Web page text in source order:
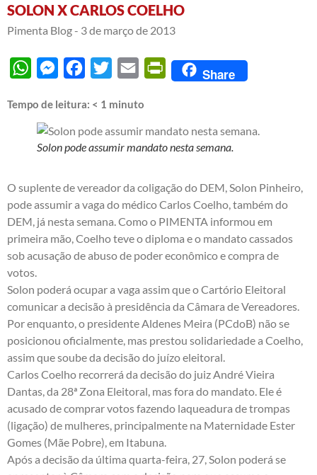
SOLON X CARLOS COELHO
Pimenta Blog - 3 de março de 2013
WhatsAppMessengerFacebook
Twitter Email PrintFriendly
Share
Tempo de leitura: < 1 minuto
Solon pode assumir mandato nesta semana.
O suplente de vereador da coligação do DEM, Solon Pinheiro,
pode assumir a vaga do médico Carlos Coelho, também do
DEM, já nesta semana. Como o PIMENTA informou em
primeira mão , Coelho teve o diploma e o mandato cassados
sob acusação de abuso de poder econômico e compra de
votos.
Solon poderá ocupar a vaga assim que o Cartório Eleitoral
comunicar a decisão à presidência da Câmara de Vereadores.
Por enquanto, o presidente Aldenes Meira (PCdoB) não se
posicionou oficialmente, mas prestou solidariedade a Coelho,
assim que soube da decisão do juízo eleitoral.
Carlos Coelho recorrerá da decisão do juiz André Vieira
Dantas, da 28ª Zona Eleitoral, mas fora do mandato. Ele é
acusado de comprar votos fazendo laqueadura de trompas
(ligação) de mulheres, principalmente na Maternidade Ester
Gomes (Mãe Pobre), em Itabuna.
Após a decisão da última quarta-feira, 27, Solon poderá se